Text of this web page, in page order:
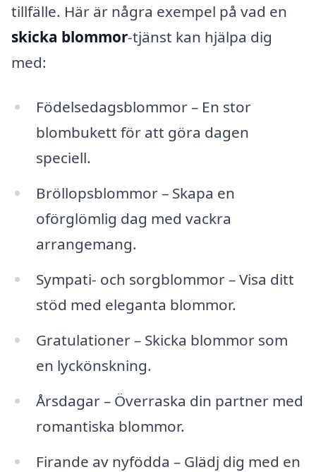
tillfälle. Här är några exempel på vad en
skicka blommor-tjänst kan hjälpa dig
med:
Födelsedagsblommor – En stor
blombukett för att göra dagen
speciell.
Bröllopsblommor – Skapa en
oförglömlig dag med vackra
arrangemang.
Sympati- och sorgblommor – Visa ditt
stöd med eleganta blommor.
Gratulationer – Skicka blommor som
en lyckönskning.
Årsdagar – Överraska din partner med
romantiska blommor.
Firande av nyfödda – Glädj dig med en